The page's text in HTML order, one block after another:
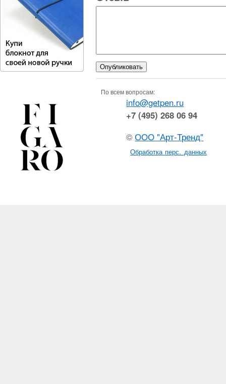
По всем вопросам:
info@getpen.ru
+7 (495) 268 06 94
©ООО "Арт-Тренд"
Обработка перс. данных